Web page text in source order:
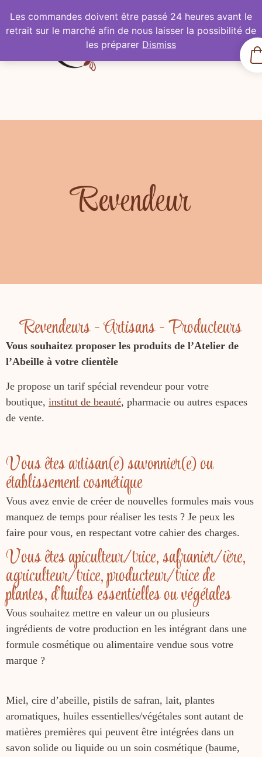
Revendeur
Revendeurs - Artisans - Producteurs
Vous souhaitez proposer les produits de l’Atelier de
l’Abeille à votre clientèle
Je propose un tarif spécial revendeur pour votre
boutique, institut de beauté, pharmacie ou autres espaces
de vente.
Vous êtes artisan(e) savonnier(e) ou
établissement cosmétique
Vous avez envie de créer de nouvelles formules mais vous
manquez de temps pour réaliser les tests ? Je peux les
faire pour vous, en respectant votre cahier des charges.
Vous êtes apiculteur/trice, safranier/ière,
agriculteur/trice, producteur/trice de
plantes, d’huiles essentielles ou végétales
Vous souhaitez mettre en valeur un ou plusieurs
ingrédients de votre production en les intégrant dans une
formule cosmétique ou alimentaire vendue sous votre
marque ?
Miel, cire d’abeille, pistils de safran, lait, plantes
aromatiques, huiles essentielles/végétales sont autant de
matières premières qui peuvent être intégrées dans un
savon solide ou liquide ou un soin cosmétique (baume,
Les commandes doivent être passé 24 heures avant le
retrait sur le marché afin de nous laisser la possibilité de
les préparer Dismiss